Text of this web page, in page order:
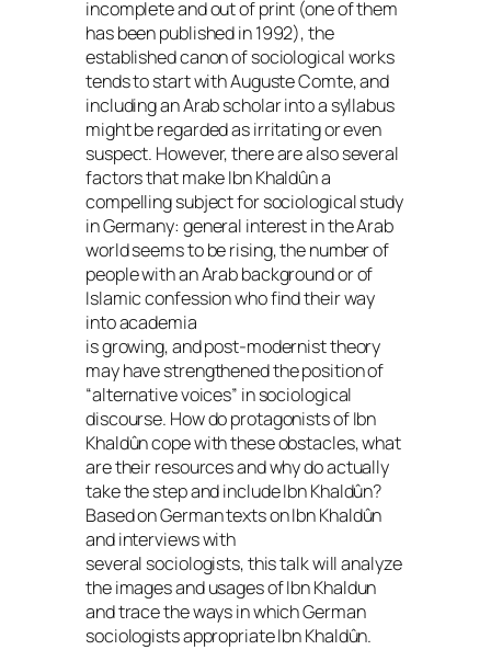
incomplete and out of print (one of them
has been published in 1992), the
established canon of sociological works
tends to start with Auguste Comte, and
including an Arab scholar into a syllabus
might be regarded as irritating or even
suspect. However, there are also several
factors that make Ibn Khaldûn a
compelling subject for sociological study
in Germany: general interest in the Arab
world seems to be rising, the number of
people with an Arab background or of
Islamic confession who find their way
into academia
is growing, and post-modernist theory
may have strengthened the position of
“alternative voices” in sociological
discourse. How do protagonists of Ibn
Khaldûn cope with these obstacles, what
are their resources and why do actually
take the step and include Ibn Khaldûn?
Based on German texts on Ibn Khaldûn
and interviews with
several sociologists, this talk will analyze
the images and usages of Ibn Khaldun
and trace the ways in which German
sociologists appropriate Ibn Khaldûn.